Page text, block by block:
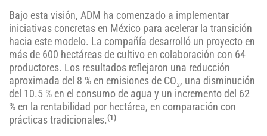
Bajo esta visión, ADM ha comenzado a implementar
iniciativas concretas en México para acelerar la transición
hacia este modelo. La compañía desarrolló un proyecto en
más de 600 hectáreas de cultivo en colaboración con 64
productores. Los resultados reflejaron una reducción
aproximada del 8 % en emisiones de CO₂, una disminución
del 10.5 % en el consumo de agua y un incremento del 62
% en la rentabilidad por hectárea, en comparación con
prácticas tradicionales.(1)